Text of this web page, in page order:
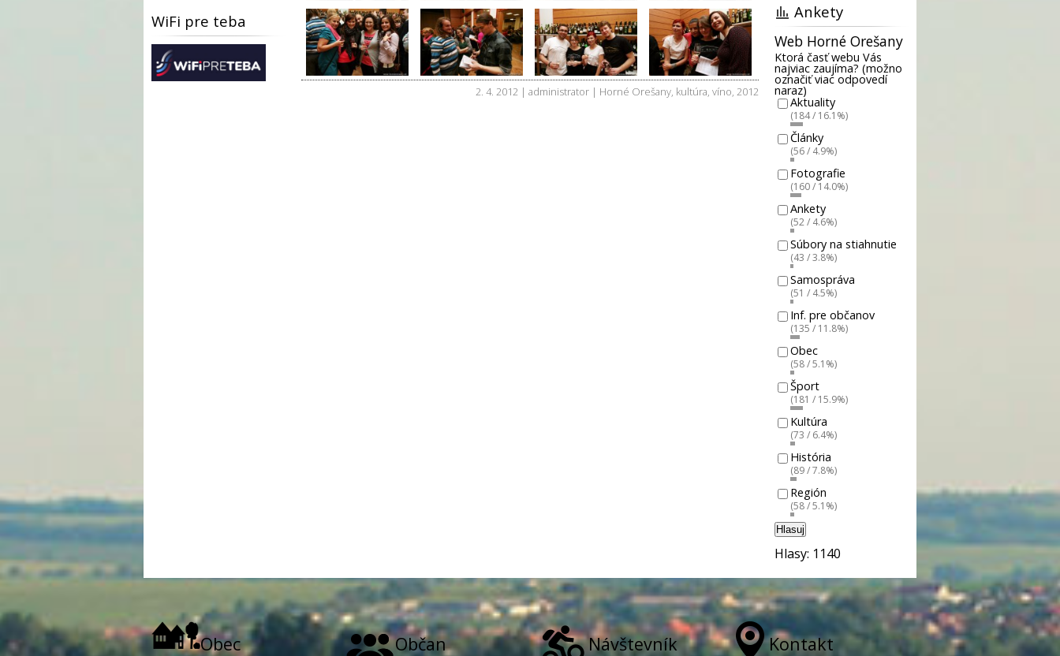
2. 4. 2012 | administrator | Horné Orešany, kultúra, víno, 2012
WiFi pre teba Ankety
Web Horné Orešany
Ktorá časť webu Vás
najviac zaujíma? (možno
označiť viac odpovedí
naraz)
Aktuality
(184 / 16.1%)
Články
(56 / 4.9%)
Fotografie
(160 / 14.0%)
Ankety
(52 / 4.6%)
Súbory na stiahnutie
(43 / 3.8%)
Samospráva
(51 / 4.5%)
Inf. pre občanov
(135 / 11.8%)
Obec
(58 / 5.1%)
Šport
(181 / 15.9%)
Kultúra
(73 / 6.4%)
História
(89 / 7.8%)
Región
(58 / 5.1%)
Hlasuj
Hlasy: 1140
Obec Občan Návštevník Kontakt